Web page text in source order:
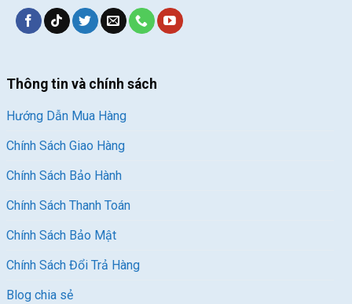
Thông tin và chính sách
Hướng Dẫn Mua Hàng
Chính Sách Giao Hàng
Chính Sách Bảo Hành
Chính Sách Thanh Toán
Chính Sách Bảo Mật
Chính Sách Đổi Trả Hàng
Blog chia sẻ